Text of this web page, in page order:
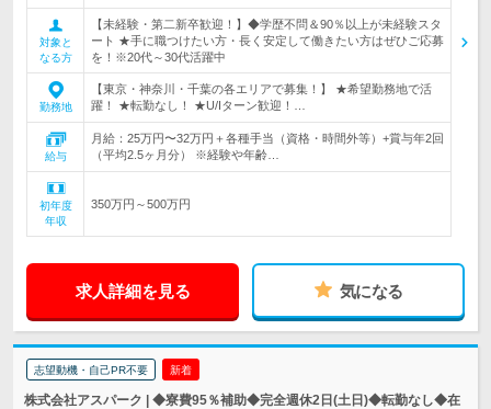
対象と
なる方
【未経験・第二新卒歓迎！】◆学歴不問＆90％以上が未経験スタ
ート ★手に職つけたい方・長く安定して働きたい方はぜひご応募
を！※20代～30代活躍中
勤務地
【東京・神奈川・千葉の各エリアで募集！】 ★希望勤務地で活
躍！ ★転勤なし！ ★U/Iターン歓迎！…
給与
月給：25万円〜32万円＋各種手当（資格・時間外等）+賞与年2回
（平均2.5ヶ月分） ※経験や年齢…
初年度
年収
350万円～500万円
求人詳細を見る 気になる
志望動機・自己PR不要 新着
株式会社アスパーク | ◆寮費95％補助◆完全週休2日(土日)◆転勤なし◆在